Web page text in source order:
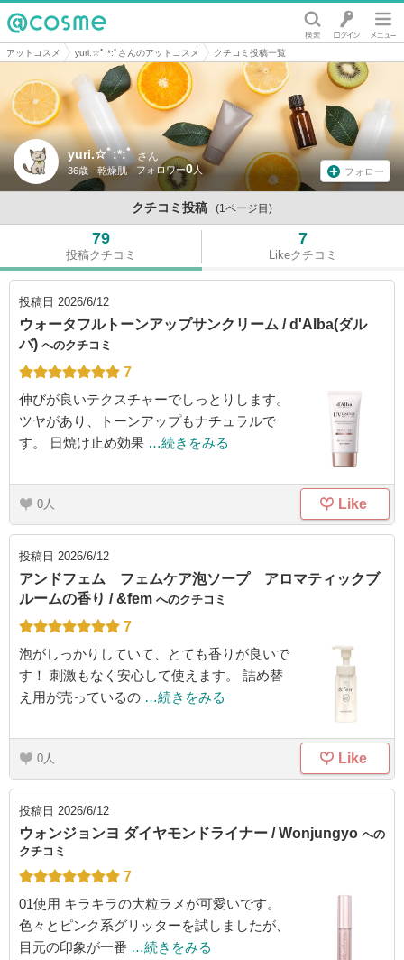
@cosme
アットコスメ yuri.☆ﾟ:*:ﾟさんのアットコスメ クチコミ投稿一覧
yuri.☆ﾟ:*:ﾟ さん
36歳 乾燥肌 0 フォロー
クチコミ投稿 (1ページ目)
79
投稿クチコミ
7
Likeクチコミ
投稿日 2026/6/12
ウォータフルトーンアップサンクリーム / d'Alba(ダル
バ) へのクチコミ
7
伸びが良いテクスチャーでしっとりします。
ツヤがあり、トーンアップもナチュラルで
す。 日焼け止め効果 …続きをみる
0 Like
投稿日 2026/6/12
アンドフェム フェムケア泡ソープ アロマティックブ
ルームの香り / &fem へのクチコミ
7
泡がしっかりしていて、とても香りが良いで
す！ 刺激もなく安心して使えます。 詰め替
え用が売っているの …続きをみる
0 Like
投稿日 2026/6/12
ウォンジョンヨ ダイヤモンドライナー / Wonjungyo への
クチコミ
7
01使用 キラキラの大粒ラメが可愛いです。
色々とピンク系グリッターを試しましたが、
目元の印象が一番 …続きをみる